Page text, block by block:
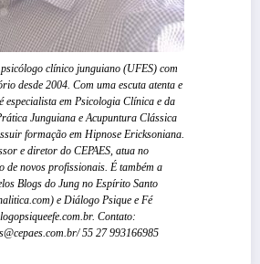
clínico junguiano (UFES) com
desde 2004. Com uma escuta atenta e
especialista em Psicologia Clínica e da
Junguiana e Acupuntura Clássica
formação em Hipnose Ericksoniana.
e diretor do CEPAES, atua no
de novos profissionais. É também a
Blogs do Jung no Espírito Santo
e Diálogo Psique e Fé
Contato:
55 27 993166985